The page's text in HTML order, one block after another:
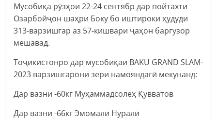
Мусобиқа рӯзҳои 22-24 сентябр дар пойтахти
Озарбойҷон шаҳри Боку бо иштироки ҳудуди
313-варзишгар аз 57-кишвари ҷаҳон баргузор
мешавад.
Тоҷикистонро дар мусобиқаи BAKU GRAND SLAM-
2023 варзишгарони зери намояндагӣ мекунанд:
Дар вазни -60кг Муҳаммадсолеҳ Қувватов
Дар вазни -66кг Эмомалӣ Нуралӣ